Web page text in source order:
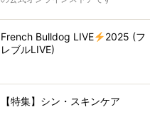
French Bulldog LIVE
2025 (フ
レブルLIVE)
【特集】シン・スキンケア